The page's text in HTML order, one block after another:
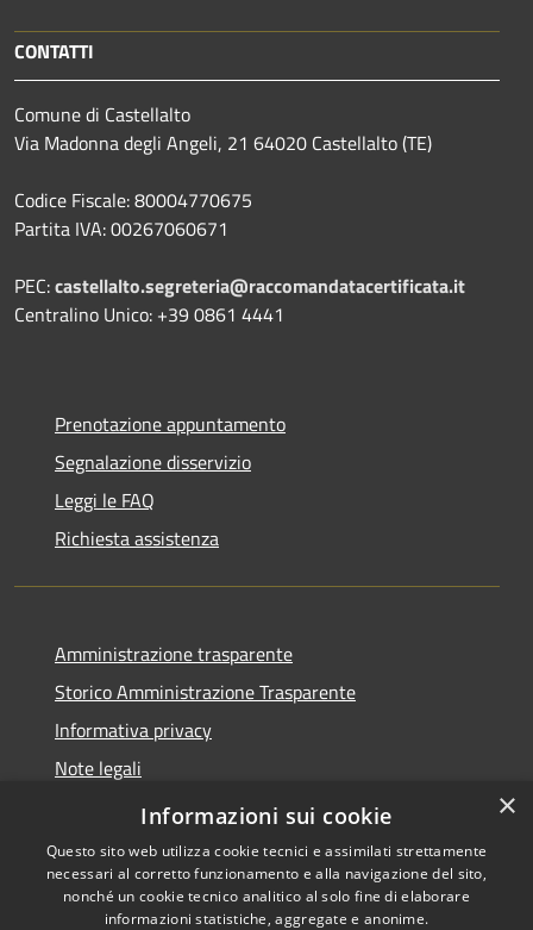
CONTATTI
Comune di Castellalto
Via Madonna degli Angeli, 21 64020 Castellalto (TE)
Codice Fiscale: 80004770675
Partita IVA: 00267060671
PEC:castellalto.segreteria@raccomandatacertificata.it
Centralino Unico: +39 0861 4441
Prenotazione appuntamento
Segnalazione disservizio
Leggi le FAQ
Richiesta assistenza
Amministrazione trasparente
Storico Amministrazione Trasparente
Informativa privacy
Note legali
Dichiarazione di accessibilità
×
Informazioni sui cookie
Questo sito web utilizza cookie tecnici e assimilati strettamente
necessari al corretto funzionamento e alla navigazione del sito,
nonché un cookie tecnico analitico al solo fine di elaborare
informazioni statistiche, aggregate e anonime.